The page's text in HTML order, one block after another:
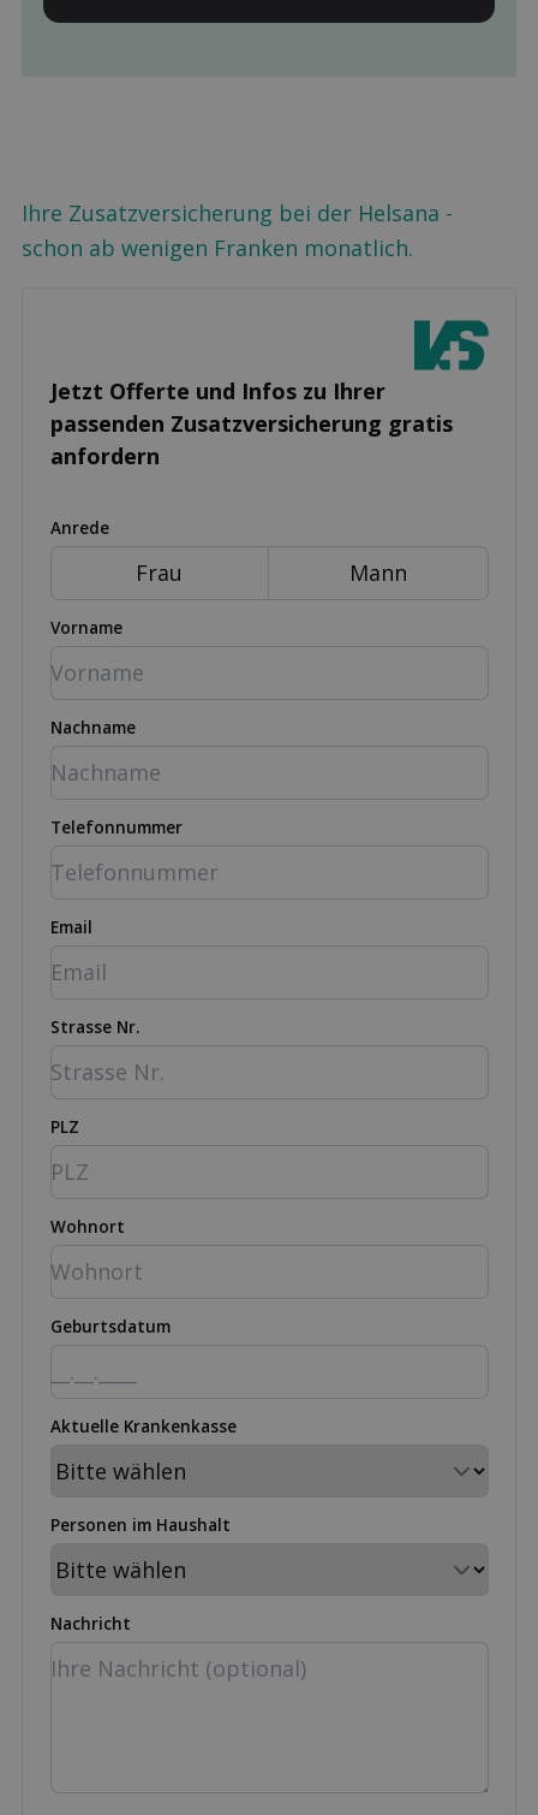
Ihre Zusatzversicherung bei der Helsana -
schon ab wenigen Franken monatlich.
Jetzt Offerte und Infos zu Ihrer
passenden Zusatz­versicherung gratis
anfordern
Anrede
Frau Mann
Vorname
Nachname
Telefonnummer
Email
Strasse Nr.
PLZ
Wohnort
Geburtsdatum
Aktuelle Krankenkasse
Personen im Haushalt
Nachricht